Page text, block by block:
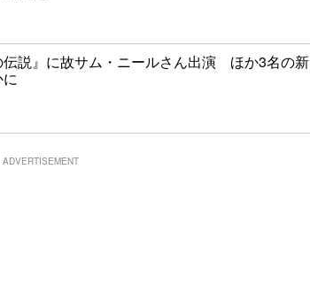
伝説』に故サム・ニールさん出演 ほか3名の新
ADVERTISEMENT